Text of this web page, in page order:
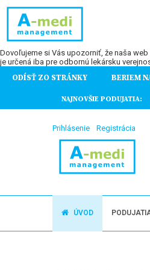
Dovoľujeme si Vás upozorniť, že naša web
je určená iba pre odbornú lekársku
ODÍSŤ ZO STRÁNKY BERIEM
NAJNOVŠIE PODUJATIA:
Prihlásenie Registrácia
ÚVOD